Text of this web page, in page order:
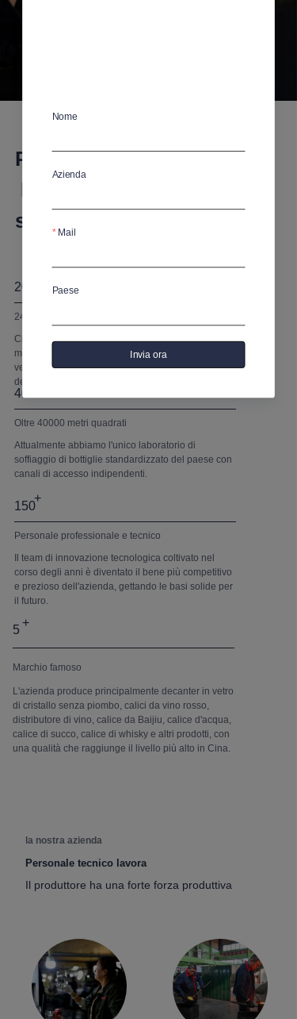
Prodotti in vetro Xianghui:
Elevare la vita con la
superiorità
2001
40000
150
5
+
24 anni di esperienza produttiva
Ci atteniamo alla tradizionale artigianalità fatta a
mano, abbiamo una profonda comprensione del
vetro di cristallo e mostriamo i vantaggi aziendali
della nostra azienda.
Oltre 40000 metri quadrati
Personale professionale e tecnico
Marchio famoso
Attualmente abbiamo l'unico laboratorio di
soffiaggio di bottiglie standardizzato del paese con
canali di accesso indipendenti.
Il team di innovazione tecnologica coltivato nel
corso degli anni è diventato il bene più competitivo
e prezioso dell'azienda, gettando le basi solide per
il futuro.
L'azienda produce principalmente decanter in vetro
di cristallo senza piombo, calici da vino rosso,
distributore di vino, calice da Baijiu, calice d'acqua,
calice di succo, calice di whisky e altri prodotti, con
una qualità che raggiunge il livello più alto in Cina.
+
Personale tecnico lavora
Il produttore ha una forte forza produttiva
la nostra azienda
Nome
Azienda
Mail
Paese
Invia ora